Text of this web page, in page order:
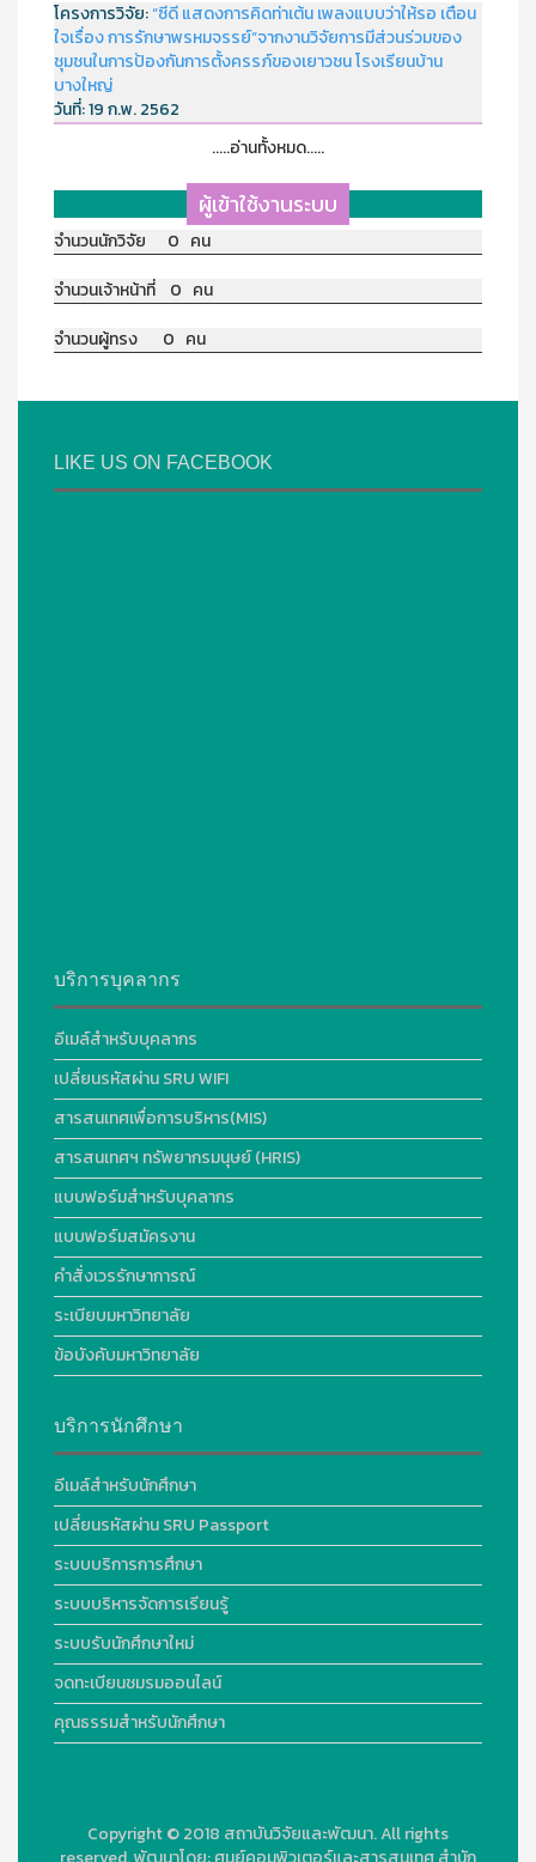
โครงการวิจัย:“ซีดี แสดงการคิดท่าเต้น เพลงแบบว่าให้รอ เตือน
ใจเรื่อง การรักษาพรหมจรรย์”จากงานวิจัยการมีส่วนร่วมของ
ชุมชนในการป้องกันการตั้งครรภ์ของเยาวชน โรงเรียนบ้าน
บางใหญ่
วันที่:19 ก.พ. 2562
.....อ่านทั้งหมด.....
ผู้เข้าใช้งานระบบ
จำนวนนักวิจัย 0 คน
จำนวนเจ้าหน้าที่ 0 คน
จำนวนผู้ทรง 0 คน
LIKE US ON FACEBOOK
บริการบุคลากร
อีเมล์สำหรับบุคลากร
เปลี่ยนรหัสผ่าน SRU WIFI
สารสนเทศเพื่อการบริหาร(MIS)
สารสนเทศฯ ทรัพยากรมนุษย์ (HRIS)
แบบฟอร์มสำหรับบุคลากร
แบบฟอร์มสมัครงาน
คำสั่งเวรรักษาการณ์
ระเบียบมหาวิทยาลัย
ข้อบังคับมหาวิทยาลัย
บริการนักศึกษา
อีเมล์สำหรับนักศึกษา
เปลี่ยนรหัสผ่าน SRU Passport
ระบบบริการการศึกษา
ระบบบริหารจัดการเรียนรู้
ระบบรับนักศึกษาใหม่
จดทะเบียนชมรมออนไลน์
คุณธรรมสำหรับนักศึกษา
Copyright © 2018 สถาบันวิจัยและพัฒนา. All rights